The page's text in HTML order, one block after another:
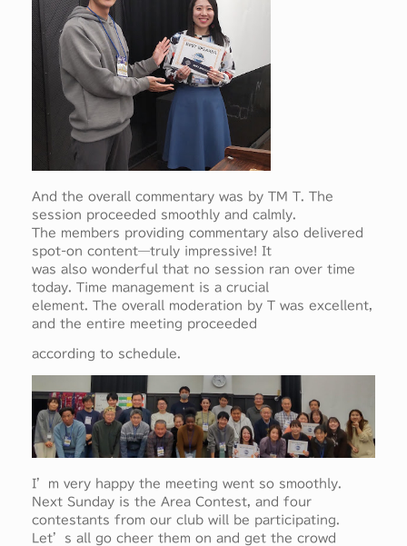
And the overall commentary was by TM T. The
session proceeded smoothly and calmly.
The members providing commentary also delivered
spot-on content—truly impressive! It
was also wonderful that no session ran over time
today. Time management is a crucial
element. The overall moderation by T was excellent,
and the entire meeting proceeded
according to schedule.
I’m very happy the meeting went so smoothly.
Next Sunday is the Area Contest, and four
contestants from our club will be participating.
Let’s all go cheer them on and get the crowd